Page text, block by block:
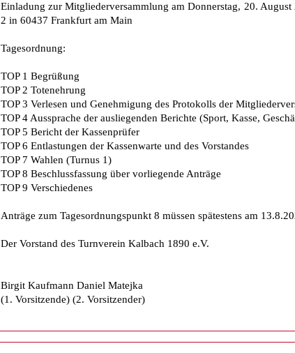
Einladung zur Mitgliederversammlung am Donnerstag, 20.
2 in 60437 Frankfurt am Main
Tagesordnung:
TOP 1 Begrüßung
TOP 2 Totenehrung
TOP 3 Verlesen und Genehmigung des Protokolls der
TOP 4 Aussprache der ausliegenden Berichte (Sport, Kasse,
TOP 5 Bericht der Kassenprüfer
TOP 6 Entlastungen der Kassenwarte und des Vorstandes
TOP 7 Wahlen (Turnus 1)
TOP 8 Beschlussfassung über vorliegende Anträge
TOP 9 Verschiedenes
Anträge zum Tagesordnungspunkt 8 müssen spätestens am
Der Vorstand des Turnverein Kalbach 1890 e.V.
Birgit Kaufmann Daniel Matejka
(1. Vorsitzende) (2. Vorsitzender)